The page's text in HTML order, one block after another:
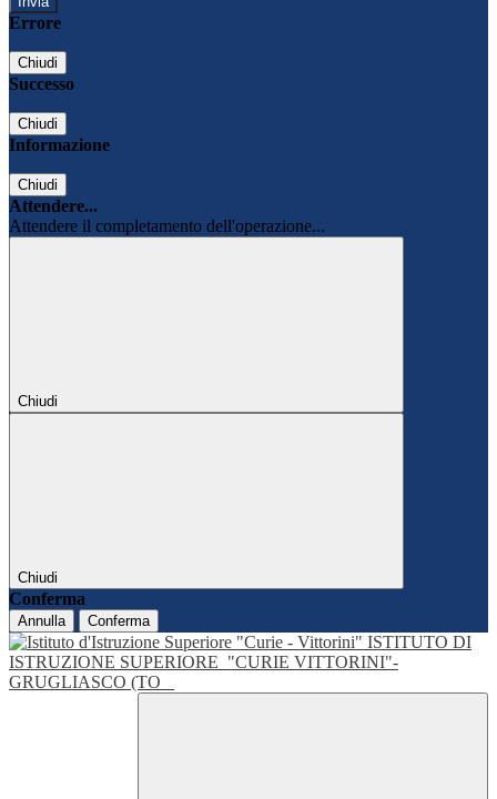
Errore
Chiudi
Successo
Chiudi
Informazione
Chiudi
Attendere...
Attendere il completamento dell'operazione...
Chiudi
Chiudi
Conferma
Annulla Conferma
ISTITUTO DI
ISTRUZIONE SUPERIORE "CURIE VITTORINI"-
GRUGLIASCO (TO